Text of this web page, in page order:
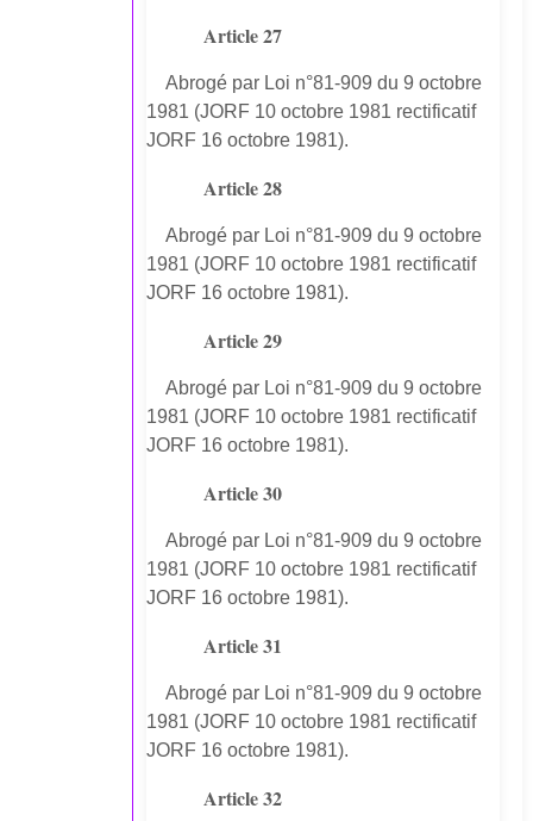
Article 27
Abrogé par Loi n°81-909 du 9 octobre
1981 (JORF 10 octobre 1981 rectificatif
JORF 16 octobre 1981).
Article 28
Abrogé par Loi n°81-909 du 9 octobre
1981 (JORF 10 octobre 1981 rectificatif
JORF 16 octobre 1981).
Article 29
Abrogé par Loi n°81-909 du 9 octobre
1981 (JORF 10 octobre 1981 rectificatif
JORF 16 octobre 1981).
Article 30
Abrogé par Loi n°81-909 du 9 octobre
1981 (JORF 10 octobre 1981 rectificatif
JORF 16 octobre 1981).
Article 31
Abrogé par Loi n°81-909 du 9 octobre
1981 (JORF 10 octobre 1981 rectificatif
JORF 16 octobre 1981).
Article 32